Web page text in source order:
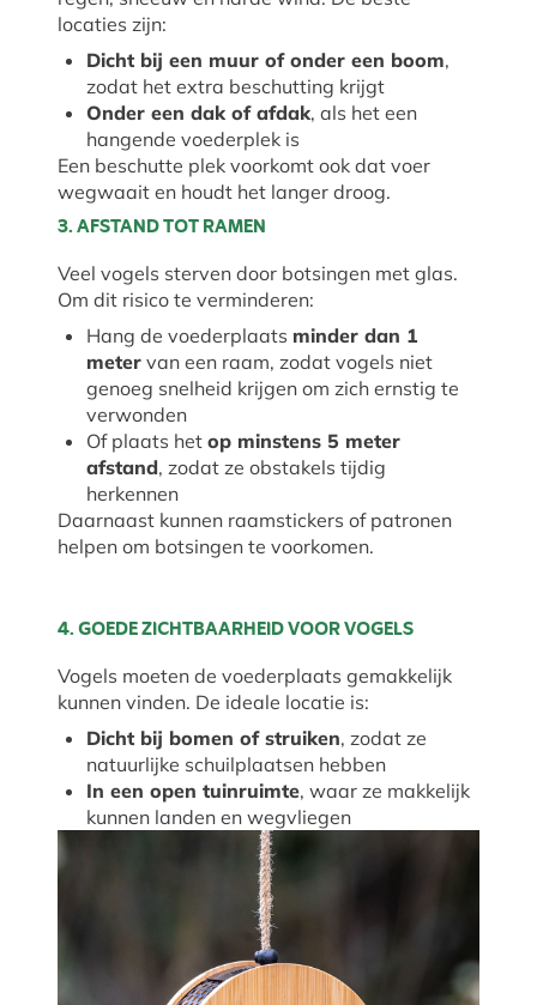
locaties zijn:
Dicht bij een muur of onder een boom,
zodat het extra beschutting krijgt
Onder een dak of afdak, als het een
hangende voederplek is
Een beschutte plek voorkomt ook dat voer
wegwaait en houdt het langer droog.
3. AFSTAND TOT RAMEN
Veel vogels sterven door botsingen met glas.
Om dit risico te verminderen:
Hang de voederplaats minder dan 1
meter van een raam, zodat vogels niet
genoeg snelheid krijgen om zich ernstig te
verwonden
Of plaats het op minstens 5 meter
afstand, zodat ze obstakels tijdig
herkennen
Daarnaast kunnen raamstickers of patronen
helpen om botsingen te voorkomen.
4. GOEDE ZICHTBAARHEID VOOR VOGELS
Vogels moeten de voederplaats gemakkelijk
kunnen vinden. De ideale locatie is:
Dicht bij bomen of struiken, zodat ze
natuurlijke schuilplaatsen hebben
In een open tuinruimte, waar ze makkelijk
kunnen landen en wegvliegen